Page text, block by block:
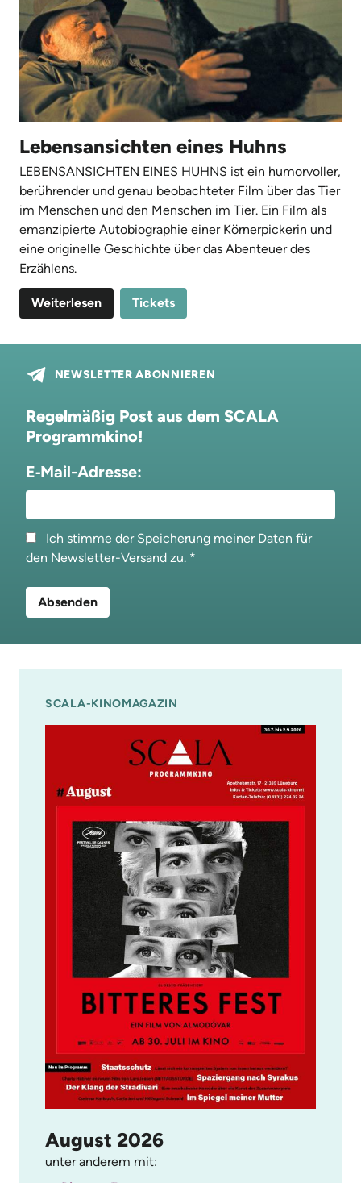
Lebensansichten eines Huhns
LEBENSANSICHTEN EINES HUHNS ist ein humorvoller,
berührender und genau beobachteter Film über das Tier
im Menschen und den Menschen im Tier. Ein Film als
emanzipierte Autobiographie einer Körnerpickerin und
eine originelle Geschichte über das Abenteuer des
Erzählens.
Weiterlesen Tickets
NEWSLETTER ABONNIEREN
Regelmäßig Post aus dem SCALA
Programmkino!
E‑Mail-Adresse:
Ich stimme der Speicherung meiner Daten für
den Newsletter-Versand zu.
SCALA-KINOMAGAZIN
August 2026
unter anderem mit: